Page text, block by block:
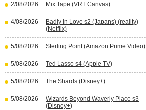
2/08/2026 Mix Tape (VRT Canvas)
4/08/2026
Badly In Love s2 (Japans) (reality)
(Netflix)
5/08/2026 Sterling Point (Amazon Prime Video)
5/08/2026 Ted Lasso s4 (Apple TV)
5/08/2026 The Shards (Disney+)
5/08/2026
Wizards Beyond Waverly Place s3
(Disney+)